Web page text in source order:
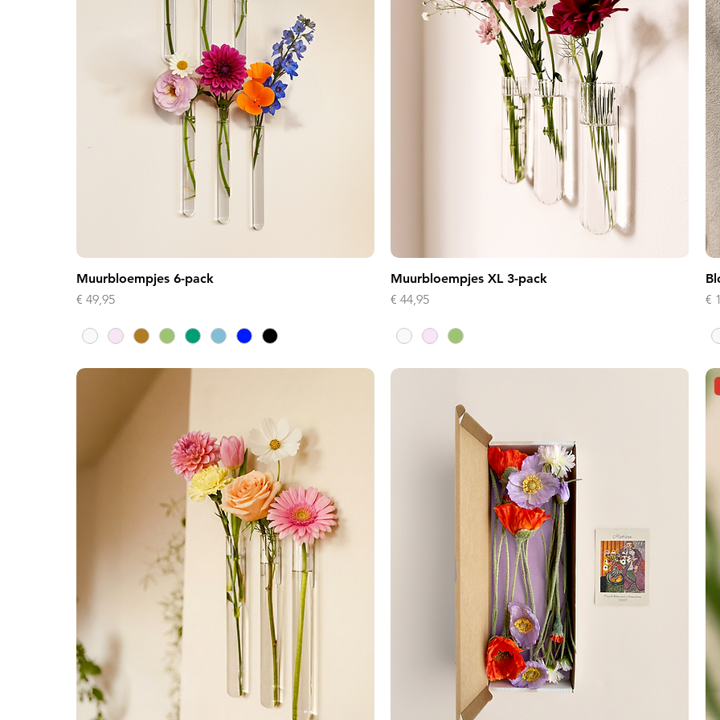
Muurbloempjes 6-pack
Prijs
€ 49,95
Muurbloempjes XL 3-pack
Prijs
€ 44,95 €